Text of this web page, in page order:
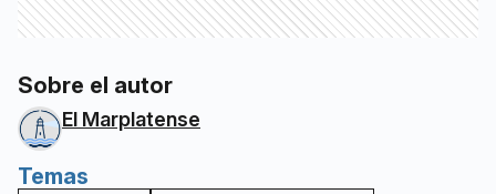
Sobre el autor
El Marplatense
Temas